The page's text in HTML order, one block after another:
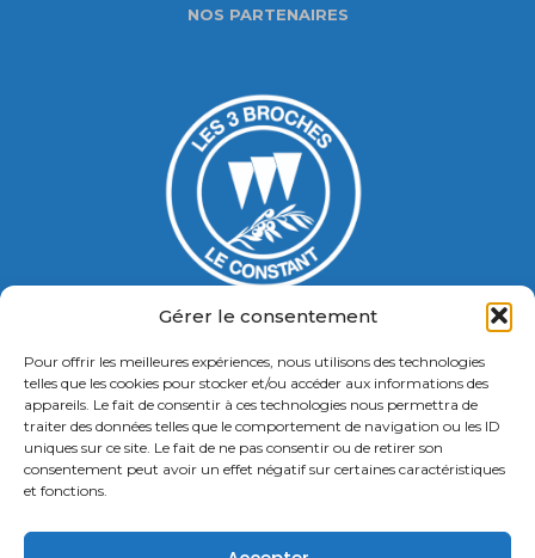
Gérer le consentement
Pour offrir les meilleures expériences, nous utilisons des technologies
telles que les cookies pour stocker et/ou accéder aux informations des
appareils. Le fait de consentir à ces technologies nous permettra de
traiter des données telles que le comportement de navigation ou les ID
uniques sur ce site. Le fait de ne pas consentir ou de retirer son
consentement peut avoir un effet négatif sur certaines caractéristiques
et fonctions.
NOS PARTENAIRES
Gymnase Jacques Ducasse
5 Bd Chastenet de Géry
Contact : 01 46 58 49 88